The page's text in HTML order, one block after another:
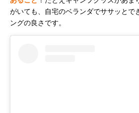
がいても、自宅のベランダでササッとで
ングの良さです。